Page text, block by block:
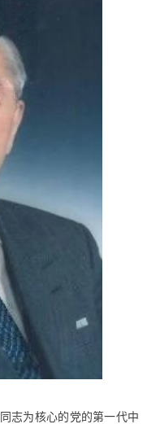
志为核心的党的第一代中